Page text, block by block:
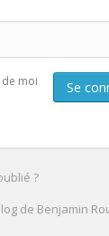
de moi
?
de Benjamin